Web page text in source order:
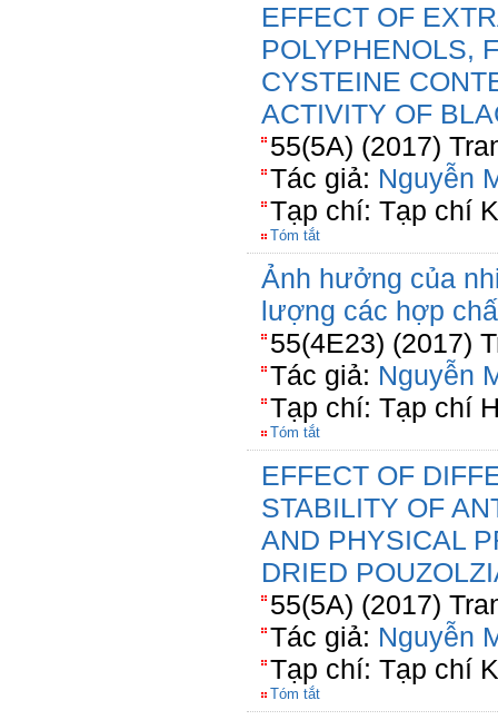
EFFECT OF
POLYPHENOLS,
CYSTEINE
ACTIVITY OF
55(5A) (2017)
Tác giả: Nguyễn
Tạp chí: Tạp chí
Tóm tắt
Ảnh hưởng của
lượng các hợp
55(4E23) (2017)
Tác giả: Nguyễn
Tạp chí: Tạp chí
Tóm tắt
EFFECT OF
STABILITY OF
AND PHYSICAL
DRIED
55(5A) (2017)
Tác giả: Nguyễn
Tạp chí: Tạp chí
Tóm tắt